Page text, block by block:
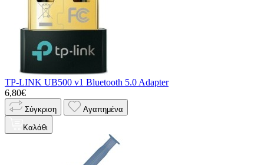
TP-LINK UB500 v1 Bluetooth 5.0 Adapter
6,80€
Σύγκριση Αγαπημένα
Καλάθι